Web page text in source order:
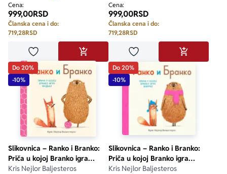
Cena:
999,00RSD
Članska cena i do:
719,28RSD
Dodaj u omiljeneDODAJ U KORPU
Cena:
999,00RSD
Članska cena i do:
719,28RSD
Dodaj u omiljeneDODAJ U
Do 20%
-10%
Slikovnica – Ranko i Branko:
Priča u kojoj Branko igra
fudbal
Kris Nejlor Baljesteros
Do 20%
-10%
Slikovnica – Ranko i Branko:
Priča u kojoj Branko igra
žmurke
Kris Nejlor Baljesteros